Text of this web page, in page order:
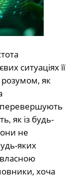
ситуаціях її
як
перевершують
як із будь-
не
яких
хоча